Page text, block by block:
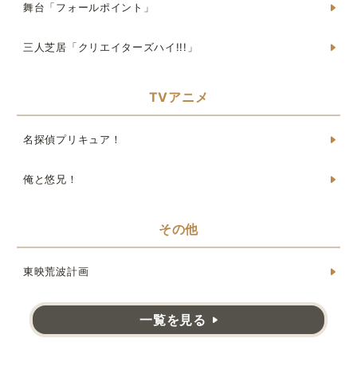
舞台「フォールポイント」
三人芝居「クリエイターズハイ!!!」
TVアニメ
名探偵プリキュア！
俺と悠兄！
その他
東映荒波計画
一覧を見る